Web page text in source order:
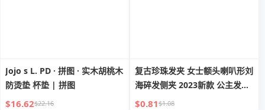
Jojo s L. PD · 拼图 · 实木胡桃木
防烫垫 杯垫 | 拼图
$16.62$22.16
复古珍珠发夹 女士额头喇叭形刘
海碎发侧夹 2023新款 公主发型
抓夹发饰
$0.81$1.08